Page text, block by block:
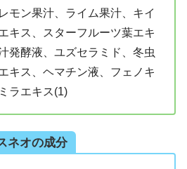
モン果汁、ライム果汁、キイ
キス、スターフルーツ葉エキ
発酵液、ユズセラミド、冬虫
キス、ヘマチン液、フェノキ
ラエキス(1)
ネオの成分